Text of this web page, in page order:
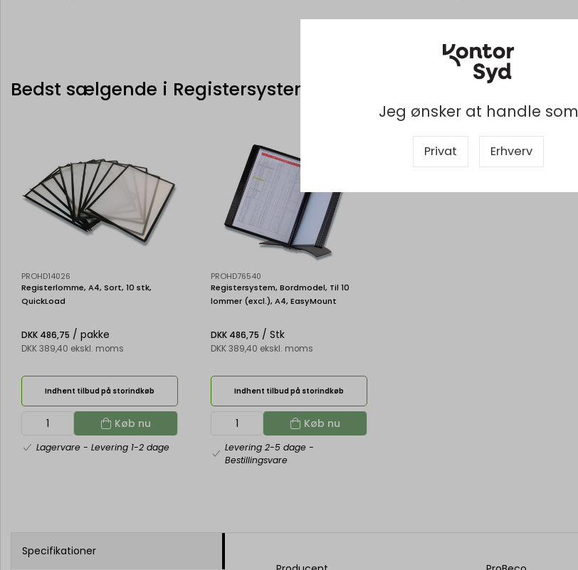
Jeg ønsker at handle som
Privat Erhverv
Bedst sælgende i Registersystem og Bladresystem
PROHD14026
Registerlomme, A4, Sort, 10 stk,
QuickLoad
DKK 486,75 / pakke
DKK 389,40 ekskl. moms
Indhent tilbud på storindkøb
Køb nu
Lagervare - Levering 1-2 dage
PROHD76540
Registersystem, Bordmodel, Til 10
lommer (excl.), A4, EasyMount
DKK 486,75 / Stk
DKK 389,40 ekskl. moms
Indhent tilbud på storindkøb
Køb nu
Levering 2-5 dage-
Bestillingsvare
Specifikationer